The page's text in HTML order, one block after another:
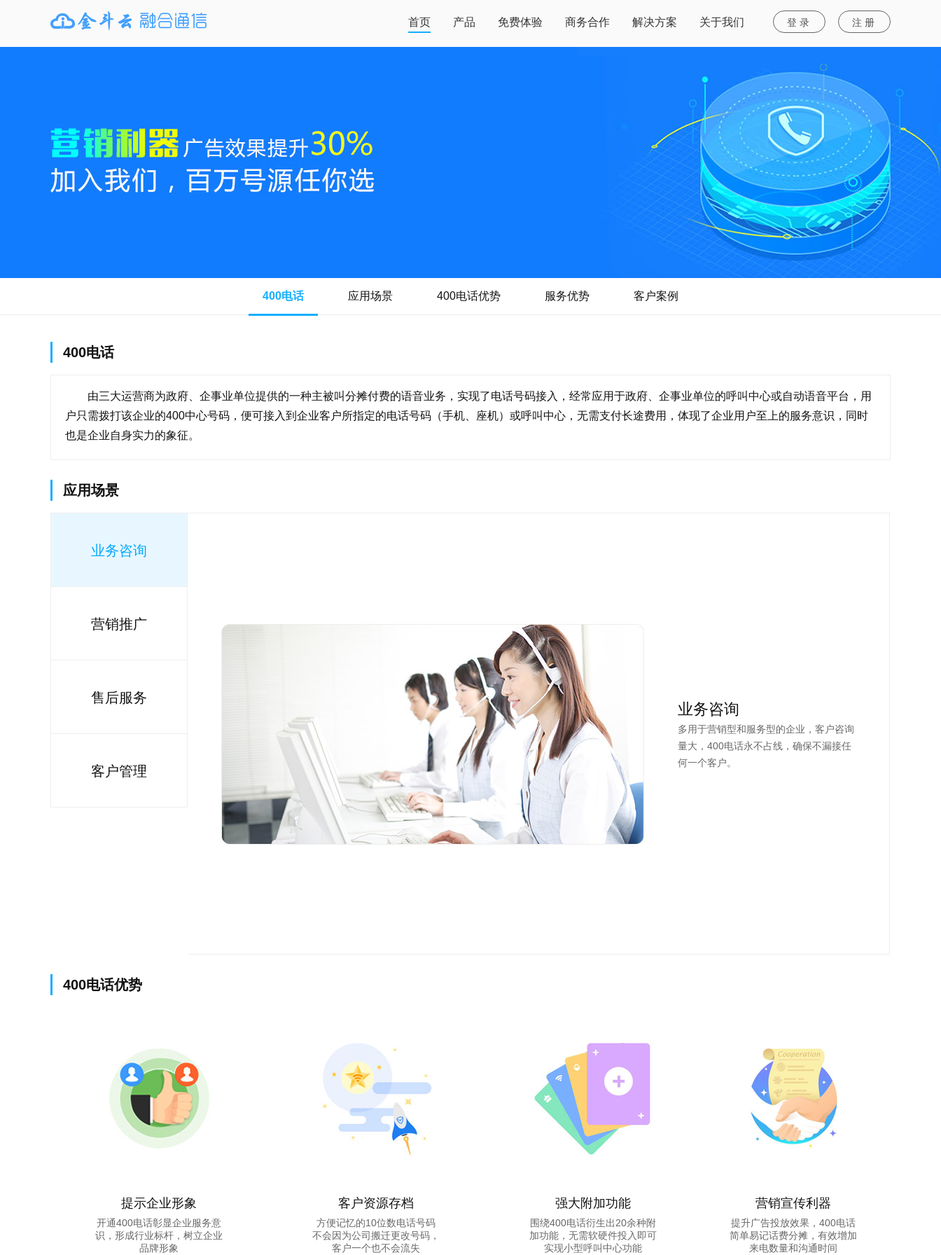
登录 注册
首页 产品 免费体验 商务合作 解决方案 关于我们
400电话 应用场景 400电话优势 服务优势 客户案例
400电话
由三大运营商为政府、企事业单位提供的一种主被叫分摊付费的语音业务，实现了电话号码接入，经常应用于政府、企事业单位的呼叫中心或自动语音平台，用
户只需拨打该企业的400中心号码，便可接入到企业客户所指定的电话号码（手机、座机）或呼叫中心，无需支付长途费用，体现了企业用户至上的服务意识，同时
也是企业自身实力的象征。
应用场景
业务咨询
营销推广
售后服务
客户管理
业务咨询
多用于营销型和服务型的企业，客户咨询
量大，400电话永不占线，确保不漏接任
何一个客户。
400电话优势
提示企业形象
开通400电话彰显企业服务意
识，形成行业标杆，树立企业
品牌形象
客户资源存档
方便记忆的10位数电话号码
不会因为公司搬迁更改号码，
客户一个也不会流失
强大附加功能
围绕400电话衍生出20余种附
加功能，无需软硬件投入即可
实现小型呼叫中心功能
营销宣传利器
提升广告投放效果，400电话
简单易记话费分摊，有效增加
来电数量和沟通时间